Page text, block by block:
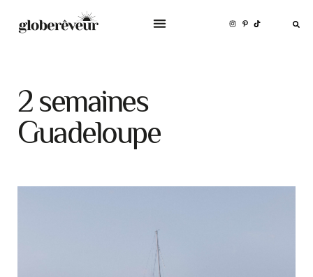
2 semaines
Guadeloupe